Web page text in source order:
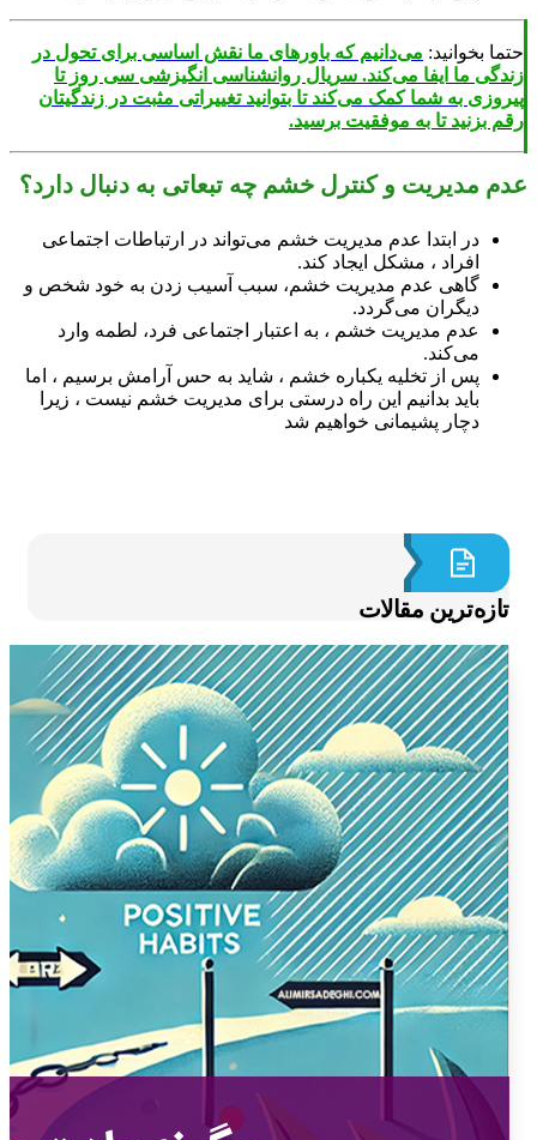
بخوانید: می‌دانیم که باورهای ما نقش اساسی برای تحول در
ما ایفا می‌کند. سریال روانشناسی انگیزشی سی روز تا
به شما کمک می‌کند تا بتوانید تغییراتی مثبت در زندگیتان
بزنید تا به موفقیت برسید.
مدیریت و کنترل خشم چه تبعاتی به دنبال دارد؟
در ابتدا عدم مدیریت خشم می‌تواند در ارتباطات اجتماعی
افراد ، مشکل ایجاد کند.
گاهی عدم مدیریت خشم، سبب آسیب زدن به خود شخص و
دیگران می‌گردد.
عدم مدیریت خشم ، به اعتبار اجتماعی فرد، لطمه وارد
می‌کند.
پس از تخلیه یکباره خشم ، شاید به حس آرامش برسیم ، اما
باید بدانیم این راه درستی برای مدیریت خشم نیست ، زیرا
دچار پشیمانی خواهیم شد
مقالات